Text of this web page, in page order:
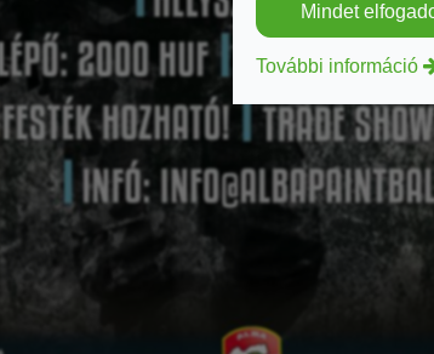
Mindet
További információ